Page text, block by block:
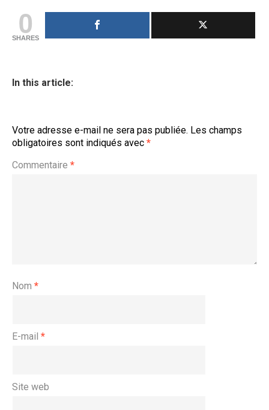
0
SHARES
In this article:
Votre adresse e-mail ne sera pas publiée. Les champs
obligatoires sont indiqués avec *
Commentaire *
Nom *
E-mail *
Site web